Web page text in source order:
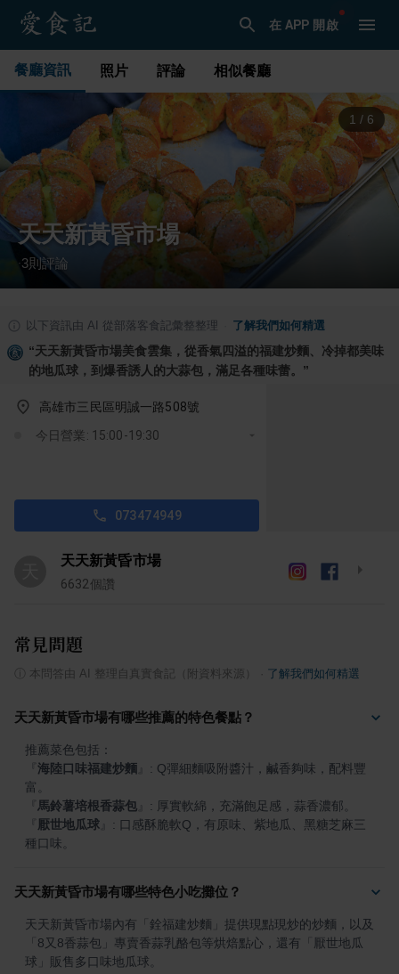
在 APP 開啟
餐廳資訊 照片 評論 相似餐廳
1 / 6
天天新黃昏市場
·3則評論
以下資訊由 AI 從部落客食記彙整整理 了解我們如何精選
“天天新黃昏市場美食雲集，從香氣四溢的福建炒麵、冷掉都美味
的地瓜球，到爆香誘人的大蒜包，滿足各種味蕾。 ”
高雄市三民區明誠一路508號
今日營業: 15:00-19:30
073474949
天天新黃昏市場
6632個讚
常見問題
本問答由 AI 整理自真實食記（附資料來源） 了解我們如何精選
天天新黃昏市場有哪些推薦的特色餐點？
海陸口味福建炒麵
: Q彈細麵吸附醬汁，鹹香夠味，配料豐
馬鈴薯培根香蒜包
厭世地瓜球
: 口感酥脆軟Q，有原味、紫地瓜、黑糖芝麻三
種口味。
天天新黃昏市場有哪些特色小吃攤位？
天天新黃昏市場內有「銓福建炒麵」提供現點現炒的炒麵，以及
「8又8香蒜包」專賣香蒜乳酪包等烘焙點心，還有「厭世地瓜
球」販售多口味地瓜球。